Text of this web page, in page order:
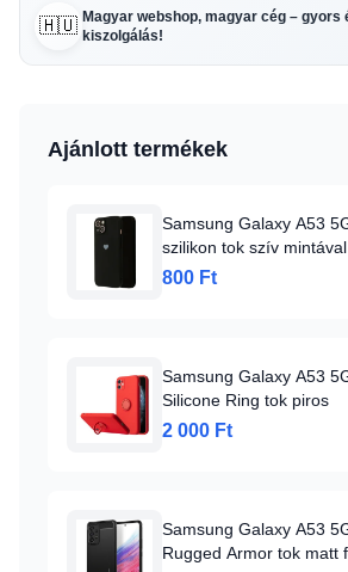
🇭🇺 Magyar webshop, magyar cég – gyors
kiszolgálás!
Ajánlott termékek
Samsung Galaxy A53
szilikon tok szív
800 Ft
Samsung Galaxy A53
Silicone Ring tok piros
2 000 Ft
Samsung Galaxy A53
Rugged Armor tok matt